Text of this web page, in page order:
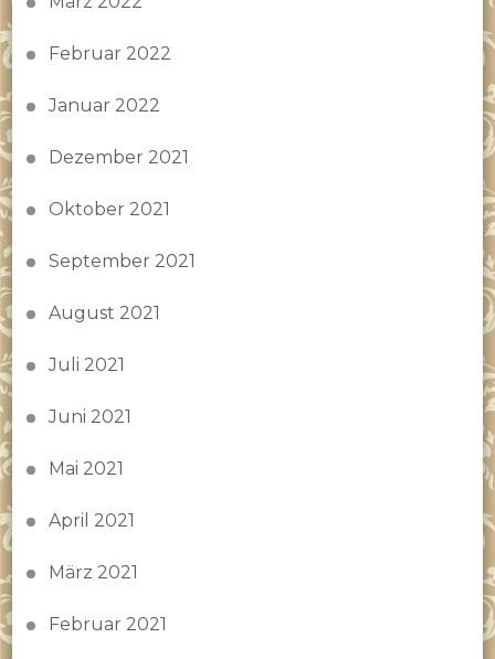
Februar 2022
Januar 2022
Dezember 2021
Oktober 2021
September 2021
August 2021
Juli 2021
Juni 2021
Mai 2021
April 2021
März 2021
Februar 2021